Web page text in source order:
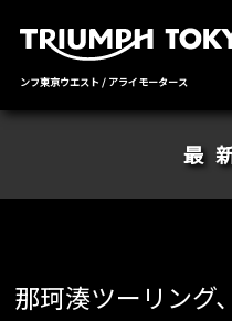
ンフ東京ウエスト / アライモータース
最
那珂湊ツーリング